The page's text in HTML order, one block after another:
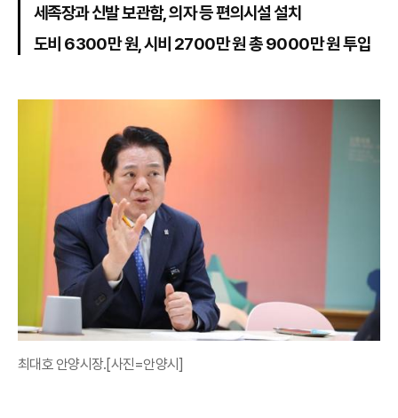
세족장과 신발 보관함, 의자 등 편의시설 설치
도비 6300만 원, 시비 2700만 원 총 9000만 원 투입
최대호 안양시장.[사진=안양시]